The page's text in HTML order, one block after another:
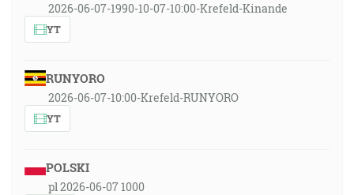
2026-06-07-1990-10-07-10:00-Krefeld-Kinande
YT
RUNYORO
2026-06-07-10:00-Krefeld-RUNYORO
YT
POLSKI
pl 2026-06-07 1000